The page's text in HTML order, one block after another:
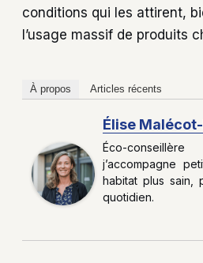
conditions qui les attirent,
l’usage massif de produits
À propos Articles récents
Élise
Éco-
j’accompagne
habitat plus sain,
quotidien.